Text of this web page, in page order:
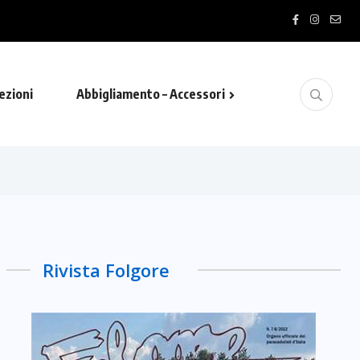
Abbigliamento – Accessori
Rivista Folgore